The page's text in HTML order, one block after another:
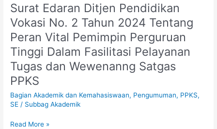
Surat Edaran Ditjen Pendidikan
Vokasi No. 2 Tahun 2024 Tentang
Peran Vital Pemimpin Perguruan
Tinggi Dalam Fasilitasi Pelayanan
Tugas dan Wewenanng Satgas
PPKS
Bagian Akademik dan Kemahasiswaan, Pengumuman, PPKS,
SE / Subbag Akademik
Surat
Edaran
Ditjen
Pendidikan
Vokasi
2
Tahun
2024
Tentang
Vital
Read More »